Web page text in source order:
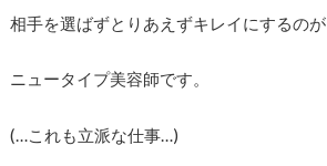
相手を選ばずとりあえずキレイにするのが
ニュータイプ美容師です。
(…これも立派な仕事…)